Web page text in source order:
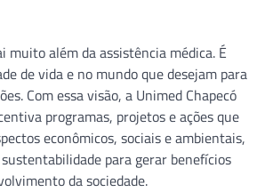
muito além da assistência médica. É
de vida e no mundo que desejam para
Com essa visão, a Unimed Chapecó
programas, projetos e ações que
econômicos, sociais e ambientais,
para gerar benefícios
da sociedade.